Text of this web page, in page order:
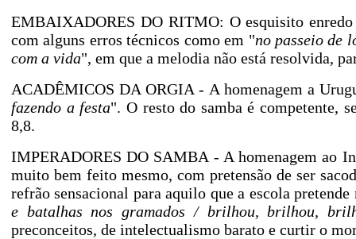
EMBAIXADORES DO RITMO: O esquisito enredo
com alguns erros técnicos como em "no passeio de
com a vida", em que a melodia não está resolvida,
ACADÊMICOS DA ORGIA - A homenagem a
fazendo a festa". O resto do samba é competente,
8,8.
IMPERADORES DO SAMBA - A homenagem ao
muito bem feito mesmo, com pretensão de ser
refrão sensacional para aquilo que a escola
e batalhas nos gramados / brilhou, brilhou,
preconceitos, de intelectualismo barato e curtir o